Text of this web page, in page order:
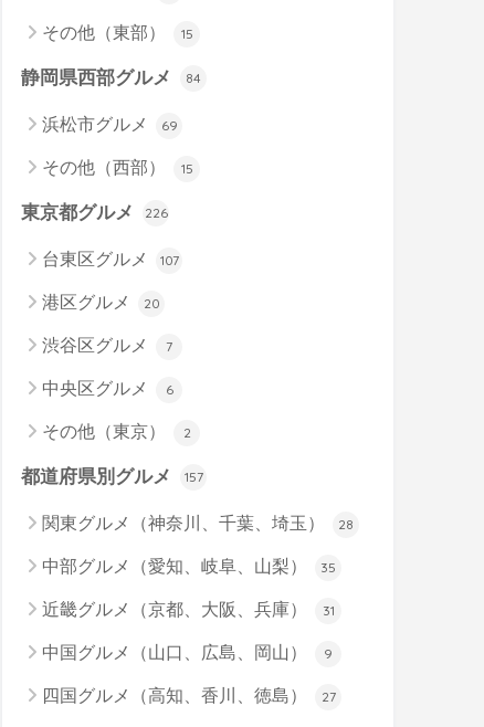
その他（東部） 15
静岡県西部グルメ 84
浜松市グルメ 69
その他（西部） 15
東京都グルメ 226
台東区グルメ 107
港区グルメ 20
渋谷区グルメ 7
中央区グルメ 6
その他（東京） 2
都道府県別グルメ 157
関東グルメ（神奈川、千葉、埼玉） 28
中部グルメ（愛知、岐阜、山梨） 35
近畿グルメ（京都、大阪、兵庫） 31
中国グルメ（山口、広島、岡山） 9
四国グルメ（高知、香川、徳島） 27